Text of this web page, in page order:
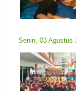
Senin, 03 Agustus